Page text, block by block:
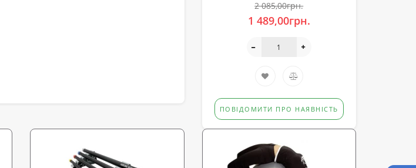
2 085,00грн.
1 489,00грн.
ПОВІДОМИТИ ПРО НАЯВНІСТЬ